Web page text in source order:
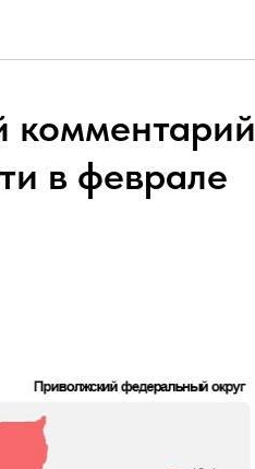
комментарий
в феврале